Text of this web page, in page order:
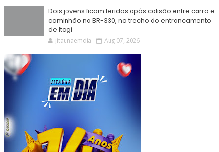
Dois jovens ficam feridos após colisão entre carro e
caminhão na BR-330, no trecho do entroncamento
de Itagi
jitaunaemdia Aug 07, 2026